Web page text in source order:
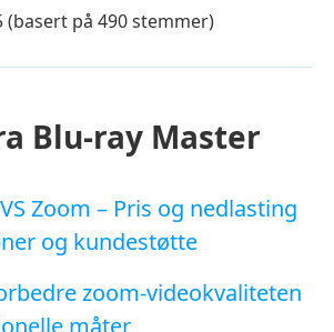
(basert på 490 stemmer)
Blu-ray Master
Zoom – Pris og nedlasting
og kundestøtte
zoom-videokvaliteten
måter